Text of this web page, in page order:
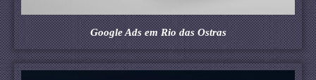
Google Ads em Rio das Ostras